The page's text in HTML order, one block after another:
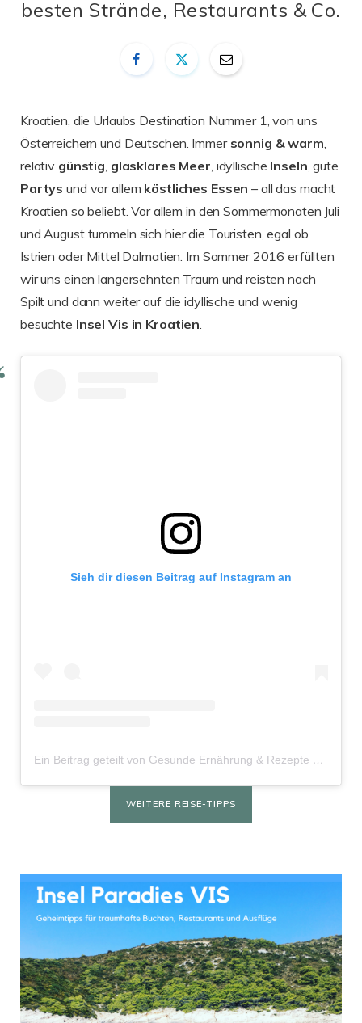
besten Strände, Restaurants & Co.
Kroatien, die Urlaubs Destination Nummer 1, von uns
Österreichern und Deutschen. Immer sonnig & warm,
relativ günstig, glasklares Meer, idyllische Inseln, gute
Partys und vor allem köstliches Essen – all das macht
Kroatien so beliebt. Vor allem in den Sommermonaten Juli
und August tummeln sich hier die Touristen, egal ob
Istrien oder Mittel Dalmatien. Im Sommer 2016 erfüllten
wir uns einen langersehnten Traum und reisten nach
Spilt und dann weiter auf die idyllische und wenig
besuchte Insel Vis in Kroatien.
Sieh dir diesen Beitrag auf Instagram an
Ein Beitrag geteilt von Gesunde Ernährung & Rezepte mit Herz (@kochmitherz_lisa)
WEITERE REISE-TIPPS